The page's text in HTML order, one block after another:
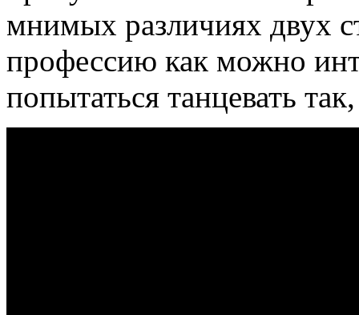
мнимых различиях двух
профессию как можно
попытаться танцевать